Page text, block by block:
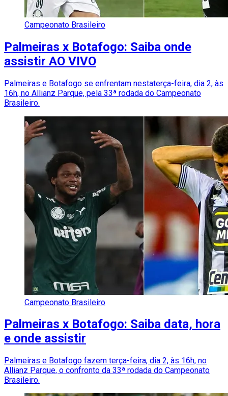
Campeonato Brasileiro
Palmeiras x Botafogo: Saiba onde
assistir AO VIVO
Palmeiras e Botafogo se enfrentam nestaterça-feira, dia 2, às
16h, no Allianz Parque, pela 33ª rodada do Campeonato
Brasileiro.
Campeonato Brasileiro
Palmeiras x Botafogo: Saiba data, hora
e onde assistir
Palmeiras e Botafogo fazem terça-feira, dia 2, às 16h, no
Allianz Parque, o confronto da 33ª rodada do Campeonato
Brasileiro.